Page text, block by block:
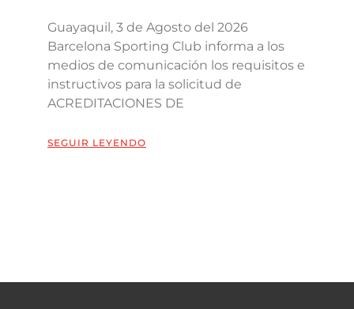
Guayaquil, 3 de Agosto del 2026
Barcelona Sporting Club informa a los
medios de comunicación los requisitos e
instructivos para la solicitud de
ACREDITACIONES DE
SEGUIR LEYENDO